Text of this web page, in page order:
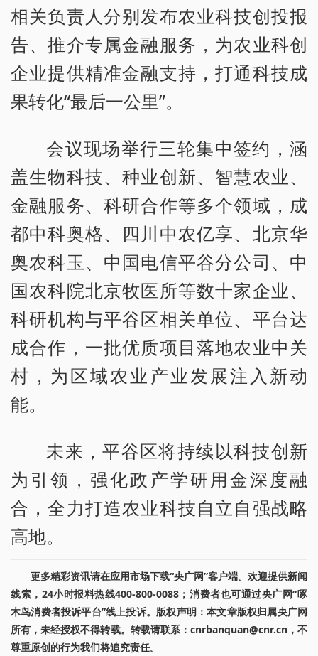
相关负责人分别发布农业科技创投报
告、推介专属金融服务，为农业科创
企业提供精准金融支持，打通科技成
果转化“最后一公里”。
会议现场举行三轮集中签约，涵
盖生物科技、种业创新、智慧农业、
金融服务、科研合作等多个领域，成
都中科奥格、四川中农亿享、北京华
奥农科玉、中国电信平谷分公司、中
国农科院北京牧医所等数十家企业、
科研机构与平谷区相关单位、平台达
成合作，一批优质项目落地农业中关
村，为区域农业产业发展注入新动
能。
未来，平谷区将持续以科技创新
为引领，强化政产学研用金深度融
合，全力打造农业科技自立自强战略
高地。
更多精彩资讯请在应用市场下载“央广网”客户端。欢迎提供新闻
线索，24小时报料热线400-800-0088；消费者也可通过央广网“啄
木鸟消费者投诉平台”线上投诉。版权声明：本文章版权归属央广网
所有，未经授权不得转载。转载请联系：cnrbanquan@cnr.cn，不
尊重原创的行为我们将追究责任。